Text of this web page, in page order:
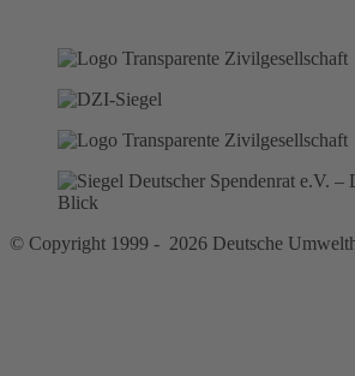
© Copyright 1999 - 2026 Deutsche